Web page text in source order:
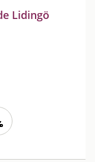
Lidingö